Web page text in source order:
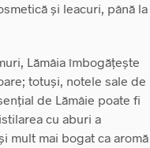
și leacuri, până la
Lămâia îmbogățește
totuși, notele sale de
de Lămâie poate fi
cu aburi a
mult mai bogat ca aromă